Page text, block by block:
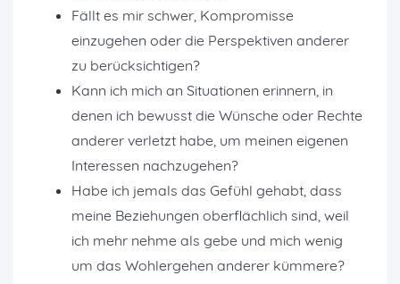
Fällt es mir schwer, Kompromisse
einzugehen oder die Perspektiven anderer
zu berücksichtigen?
Kann ich mich an Situationen erinnern, in
denen ich bewusst die Wünsche oder Rechte
anderer verletzt habe, um meinen eigenen
Interessen nachzugehen?
Habe ich jemals das Gefühl gehabt, dass
meine Beziehungen oberflächlich sind, weil
ich mehr nehme als gebe und mich wenig
um das Wohlergehen anderer kümmere?